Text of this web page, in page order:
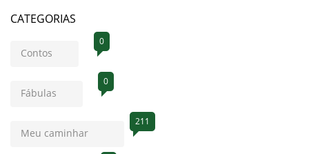
CATEGORIAS
Contos
0
Fábulas
0
Meu caminhar
211